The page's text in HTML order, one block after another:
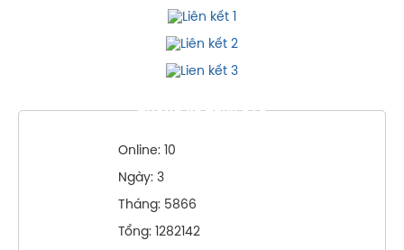
THỐNG KÊ TRUY CẬP
Online: 10
Ngày: 3
Tháng: 5866
Tổng: 1282142